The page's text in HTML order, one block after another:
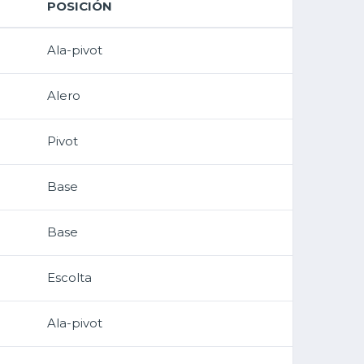
POSICIÓN
Ala-pivot
Alero
Pivot
Base
Base
Escolta
Ala-pivot